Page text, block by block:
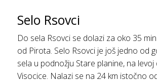
Selo Rsovci
Do sela Rsovci se dolazi za oko 35
od Pirota. Selo Rsovci je još jedno od
sela u podnožju Stare planine, na levoj
Visocice. Nalazi se na 24 km istočno